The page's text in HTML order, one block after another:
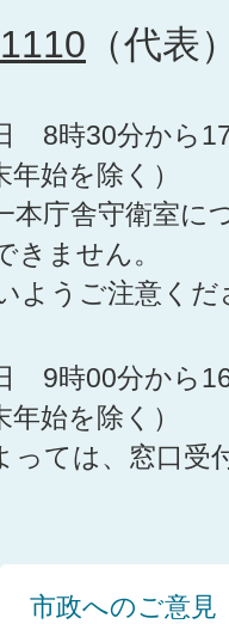
（代表
8時30分から
年始を除く）
本庁舎守衛室に
きません。
ようご注意くだ
9時00分から
年始を除く）
っては、窓口受
市政へのご意見